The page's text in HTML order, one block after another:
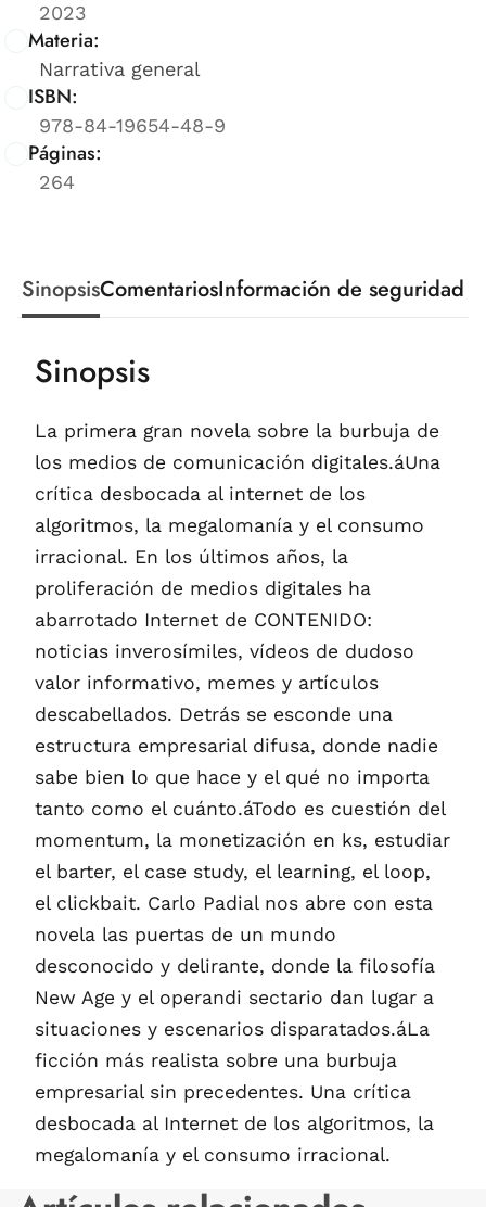
2023
Materia:
Narrativa general
ISBN:
978-84-19654-48-9
Páginas:
264
SinopsisComentariosInformación de seguridad
Sinopsis
La primera gran novela sobre la burbuja de
los medios de comunicación digitales.áUna
crítica desbocada al internet de los
algoritmos, la megalomanía y el consumo
irracional. En los últimos años, la
proliferación de medios digitales ha
abarrotado Internet de CONTENIDO:
noticias inverosímiles, vídeos de dudoso
valor informativo, memes y artículos
descabellados. Detrás se esconde una
estructura empresarial difusa, donde nadie
sabe bien lo que hace y el qué no importa
tanto como el cuánto.áTodo es cuestión del
momentum, la monetización en ks, estudiar
el barter, el case study, el learning, el loop,
el clickbait. Carlo Padial nos abre con esta
novela las puertas de un mundo
desconocido y delirante, donde la filosofía
New Age y el operandi sectario dan lugar a
situaciones y escenarios disparatados.áLa
ficción más realista sobre una burbuja
empresarial sin precedentes. Una crítica
desbocada al Internet de los algoritmos, la
megalomanía y el consumo irracional.